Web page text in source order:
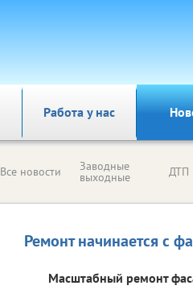
Работа у нас
Все новости Заводные
выходные ДТП
Ремонт начинается с
Масштабный ремонт